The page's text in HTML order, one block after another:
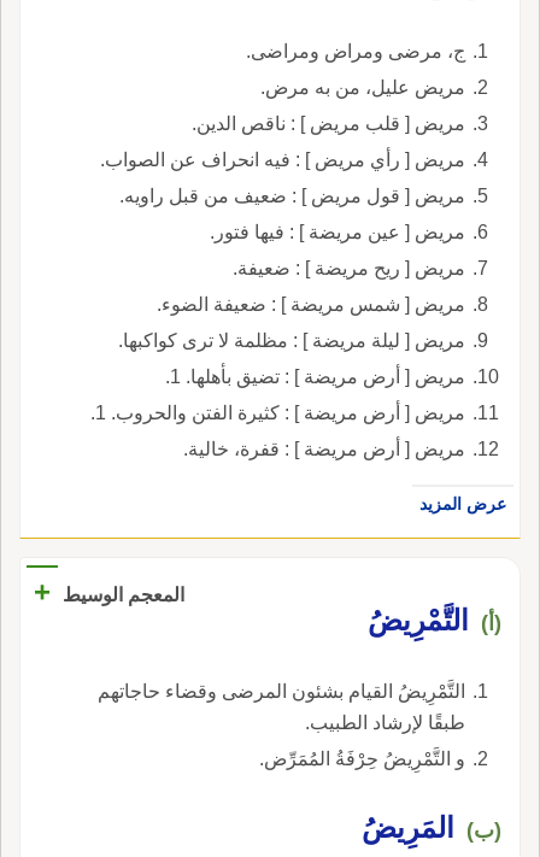
ج، مرضى ومراض ومراضى.
مريض عليل، من به مرض.
مريض [ قلب مريض ] : ناقص الدين.
مريض [ رأي مريض ] : فيه انحراف عن الصواب.
مريض [ قول مريض ] : ضعيف من قبل راويه.
مريض [ عين مريضة ] : فيها فتور.
مريض [ ريح مريضة ] : ضعيفة.
مريض [ شمس مريضة ] : ضعيفة الضوء.
مريض [ ليلة مريضة ] : مظلمة لا ترى كواكبها.
مريض [ أرض مريضة ] : تضيق بأهلها. 1.
مريض [ أرض مريضة ] : كثيرة الفتن والحروب. 1.
مريض [ أرض مريضة ] : قفرة، خالية.
عرض المزيد
المعجم الوسيط +
(أ) التَّمْرِيضُ
التَّمْرِيضُ القيام بشئون المرضى وقضاء حاجاتهم
طبقًا لإرشاد الطبيب.
و التَّمْرِيضُ حِرْفَةُ المُمَرِّض.
(ب) المَرِيضُ